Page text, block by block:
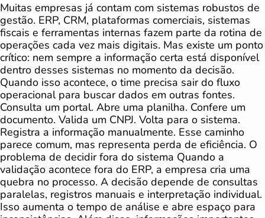
Muitas empresas já contam com sistemas robustos de
gestão. ERP, CRM, plataformas comerciais, sistemas
fiscais e ferramentas internas fazem parte da rotina de
operações cada vez mais digitais. Mas existe um ponto
crítico: nem sempre a informação certa está disponível
dentro desses sistemas no momento da decisão.
Quando isso acontece, o time precisa sair do fluxo
operacional para buscar dados em outras fontes.
Consulta um portal. Abre uma planilha. Confere um
documento. Valida um CNPJ. Volta para o sistema.
Registra a informação manualmente. Esse caminho
parece comum, mas representa perda de eficiência. O
problema de decidir fora do sistema Quando a
validação acontece fora do ERP, a empresa cria uma
quebra no processo. A decisão depende de consultas
paralelas, registros manuais e interpretação individual.
Isso aumenta o tempo de análise e abre espaço para